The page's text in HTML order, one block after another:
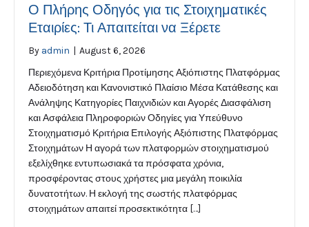
Ο Πλήρης Οδηγός για τις Στοιχηματικές
Εταιρίες: Τι Απαιτείται να Ξέρετε
By admin | August 6, 2026
Περιεχόμενα Κριτήρια Προτίμησης Αξιόπιστης Πλατφόρμας
Αδειοδότηση και Κανονιστικό Πλαίσιο Μέσα Κατάθεσης και
Ανάληψης Κατηγορίες Παιχνιδιών και Αγορές Διασφάλιση
και Ασφάλεια Πληροφοριών Οδηγίες για Υπεύθυνο
Στοιχηματισμό Κριτήρια Επιλογής Αξιόπιστης Πλατφόρμας
Στοιχημάτων Η αγορά των πλατφορμών στοιχηματισμού
εξελίχθηκε εντυπωσιακά τα πρόσφατα χρόνια,
προσφέροντας στους χρήστες μια μεγάλη ποικιλία
δυνατοτήτων. Η εκλογή της σωστής πλατφόρμας
στοιχημάτων απαιτεί προσεκτικότητα […]